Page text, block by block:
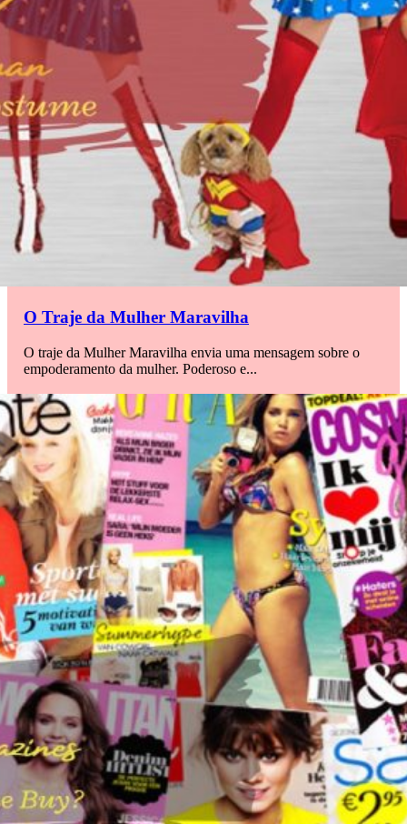
O Traje da Mulher Maravilha
O traje da Mulher Maravilha envia uma mensagem sobre o
empoderamento da mulher. Poderoso e...